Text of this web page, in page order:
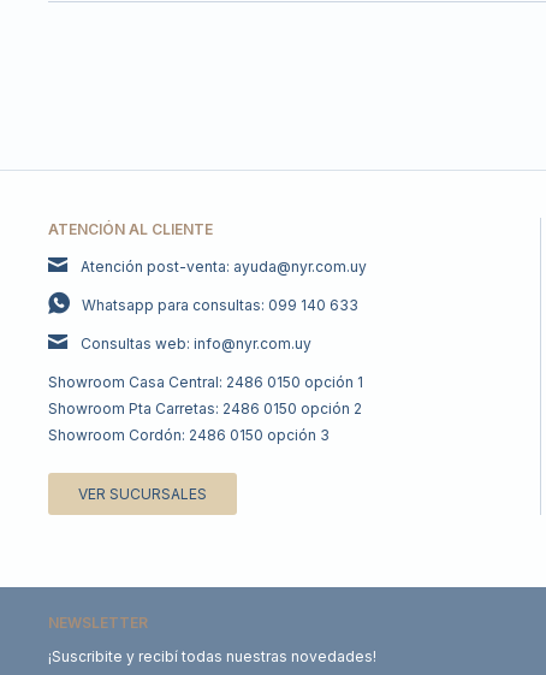
ATENCIÓN AL CLIENTE
Atención post-venta: ayuda@nyr.com.uy
Whatsapp para consultas: 099 140 633
Consultas web: info@nyr.com.uy
Showroom Casa Central: 2486 0150 opción 1
Showroom Pta Carretas: 2486 0150 opción 2
Showroom Cordón: 2486 0150 opción 3
VER SUCURSALES
NEWSLETTER
¡Suscribite y recibí todas nuestras novedades!